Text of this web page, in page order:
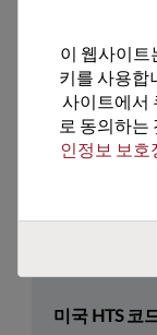
리드프리
패키지 유형
패키지 수량
미국 HTS 코
이 웹사이트
키를 사용합
사이트에서
로 동의하는
인정보 보호